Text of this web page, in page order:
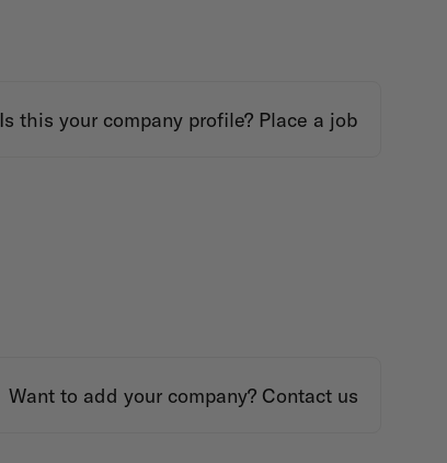
Is this your company profile? Place a job
Want to add your company? Contact us